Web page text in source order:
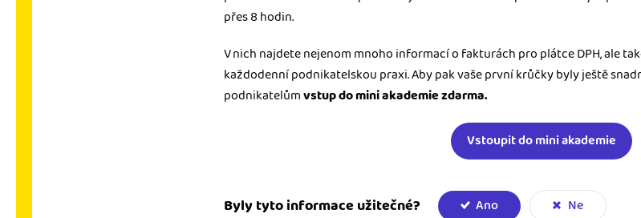
přes 8 hodin.
V nich najdete nejenom mnoho informací o fakturách pro plátce DPH, ale
každodenní podnikatelskou praxi. Aby pak vaše první krůčky byly ještě
podnikatelůmvstup do mini akademie zdarma.
Vstoupit do mini akademie
Byly tyto informace užitečné? Ano Ne